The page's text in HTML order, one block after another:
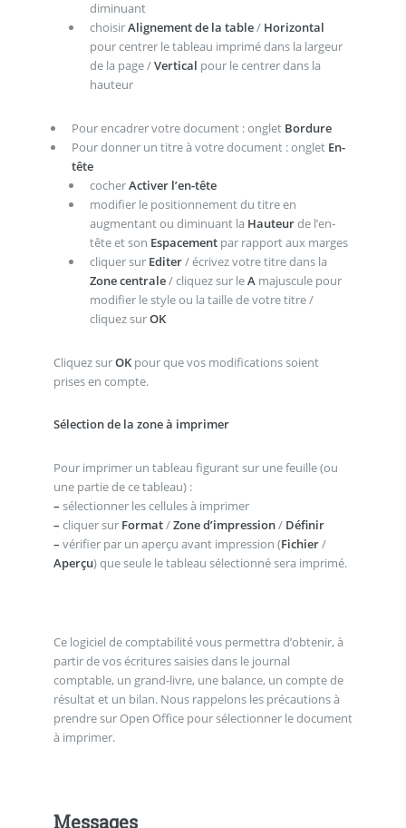
diminuant
choisirAlignement de la table/ Horizontal
pour centrer le tableau imprimé dans la largeur
de la page /Vertical pour le centrer dans la
hauteur
Pour encadrer votre document : onglet Bordure
Pour donner un titre à votre document : onglet En-
tête
cocherActiver l’en-tête
modifier le positionnement du titre en
augmentant ou diminuant la Hauteurde l’en-
tête et son Espacementpar rapport aux marges
cliquer sur Editer/ écrivez votre titre dans la
Zone centrale/ cliquez sur leAmajuscule pour
modifier le style ou la taille de votre titre /
cliquez surOK
Cliquez surOKpour que vos modifications soient
prises en compte.
Sélection de la zone à imprimer
Pour imprimer un tableau figurant sur une feuille (ou
une partie de ce tableau) :
– sélectionner les cellules à imprimer
– cliquer sur Format/Zone d’impression/ Définir
– vérifier par un aperçu avant impression (Fichier/
Aperçu) que seule le tableau sélectionné sera imprimé.
Ce logiciel de comptabilité vous permettra d’obtenir, à
partir de vos écritures saisies dans le journal
comptable, un grand-livre, une balance, un compte de
résultat et un bilan. Nous rappelons les précautions à
prendre sur Open Office pour sélectionner le document
à imprimer.
Messages